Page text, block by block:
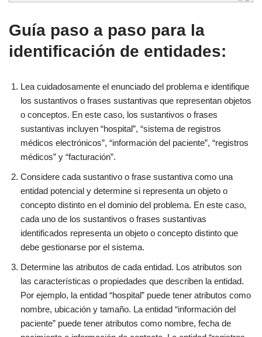
Guía paso a paso para la
identificación de entidades:
Lea cuidadosamente el enunciado del problema e identifique
los sustantivos o frases sustantivas que representan objetos
o conceptos. En este caso, los sustantivos o frases
sustantivas incluyen “hospital”, “sistema de registros
médicos electrónicos”, “información del paciente”, “registros
médicos” y “facturación”.
Considere cada sustantivo o frase sustantiva como una
entidad potencial y determine si representa un objeto o
concepto distinto en el dominio del problema. En este caso,
cada uno de los sustantivos o frases sustantivas
identificados representa un objeto o concepto distinto que
debe gestionarse por el sistema.
Determine las atributos de cada entidad. Los atributos son
las características o propiedades que describen la entidad.
Por ejemplo, la entidad “hospital” puede tener atributos como
nombre, ubicación y tamaño. La entidad “información del
paciente” puede tener atributos como nombre, fecha de